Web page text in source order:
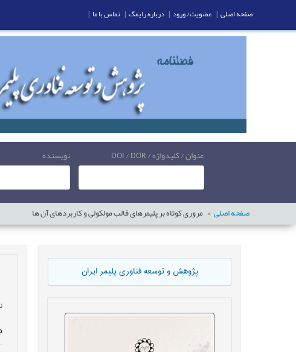
عنوان / کلیدواژه / DOI / DOR نویسنده
صفحه اصلی مروری کوتاه بر پلیمرهای قالب مولکولی و کاربردهای آن ها
پژوهش و توسعه فناوری پلیمر ایران
صفحه اصلی | عضویت/ ورود | درباره رایمگ | تماس با ما |